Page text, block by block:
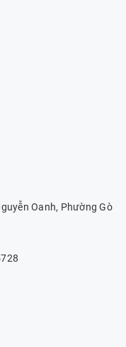
Oanh, Phường Gò